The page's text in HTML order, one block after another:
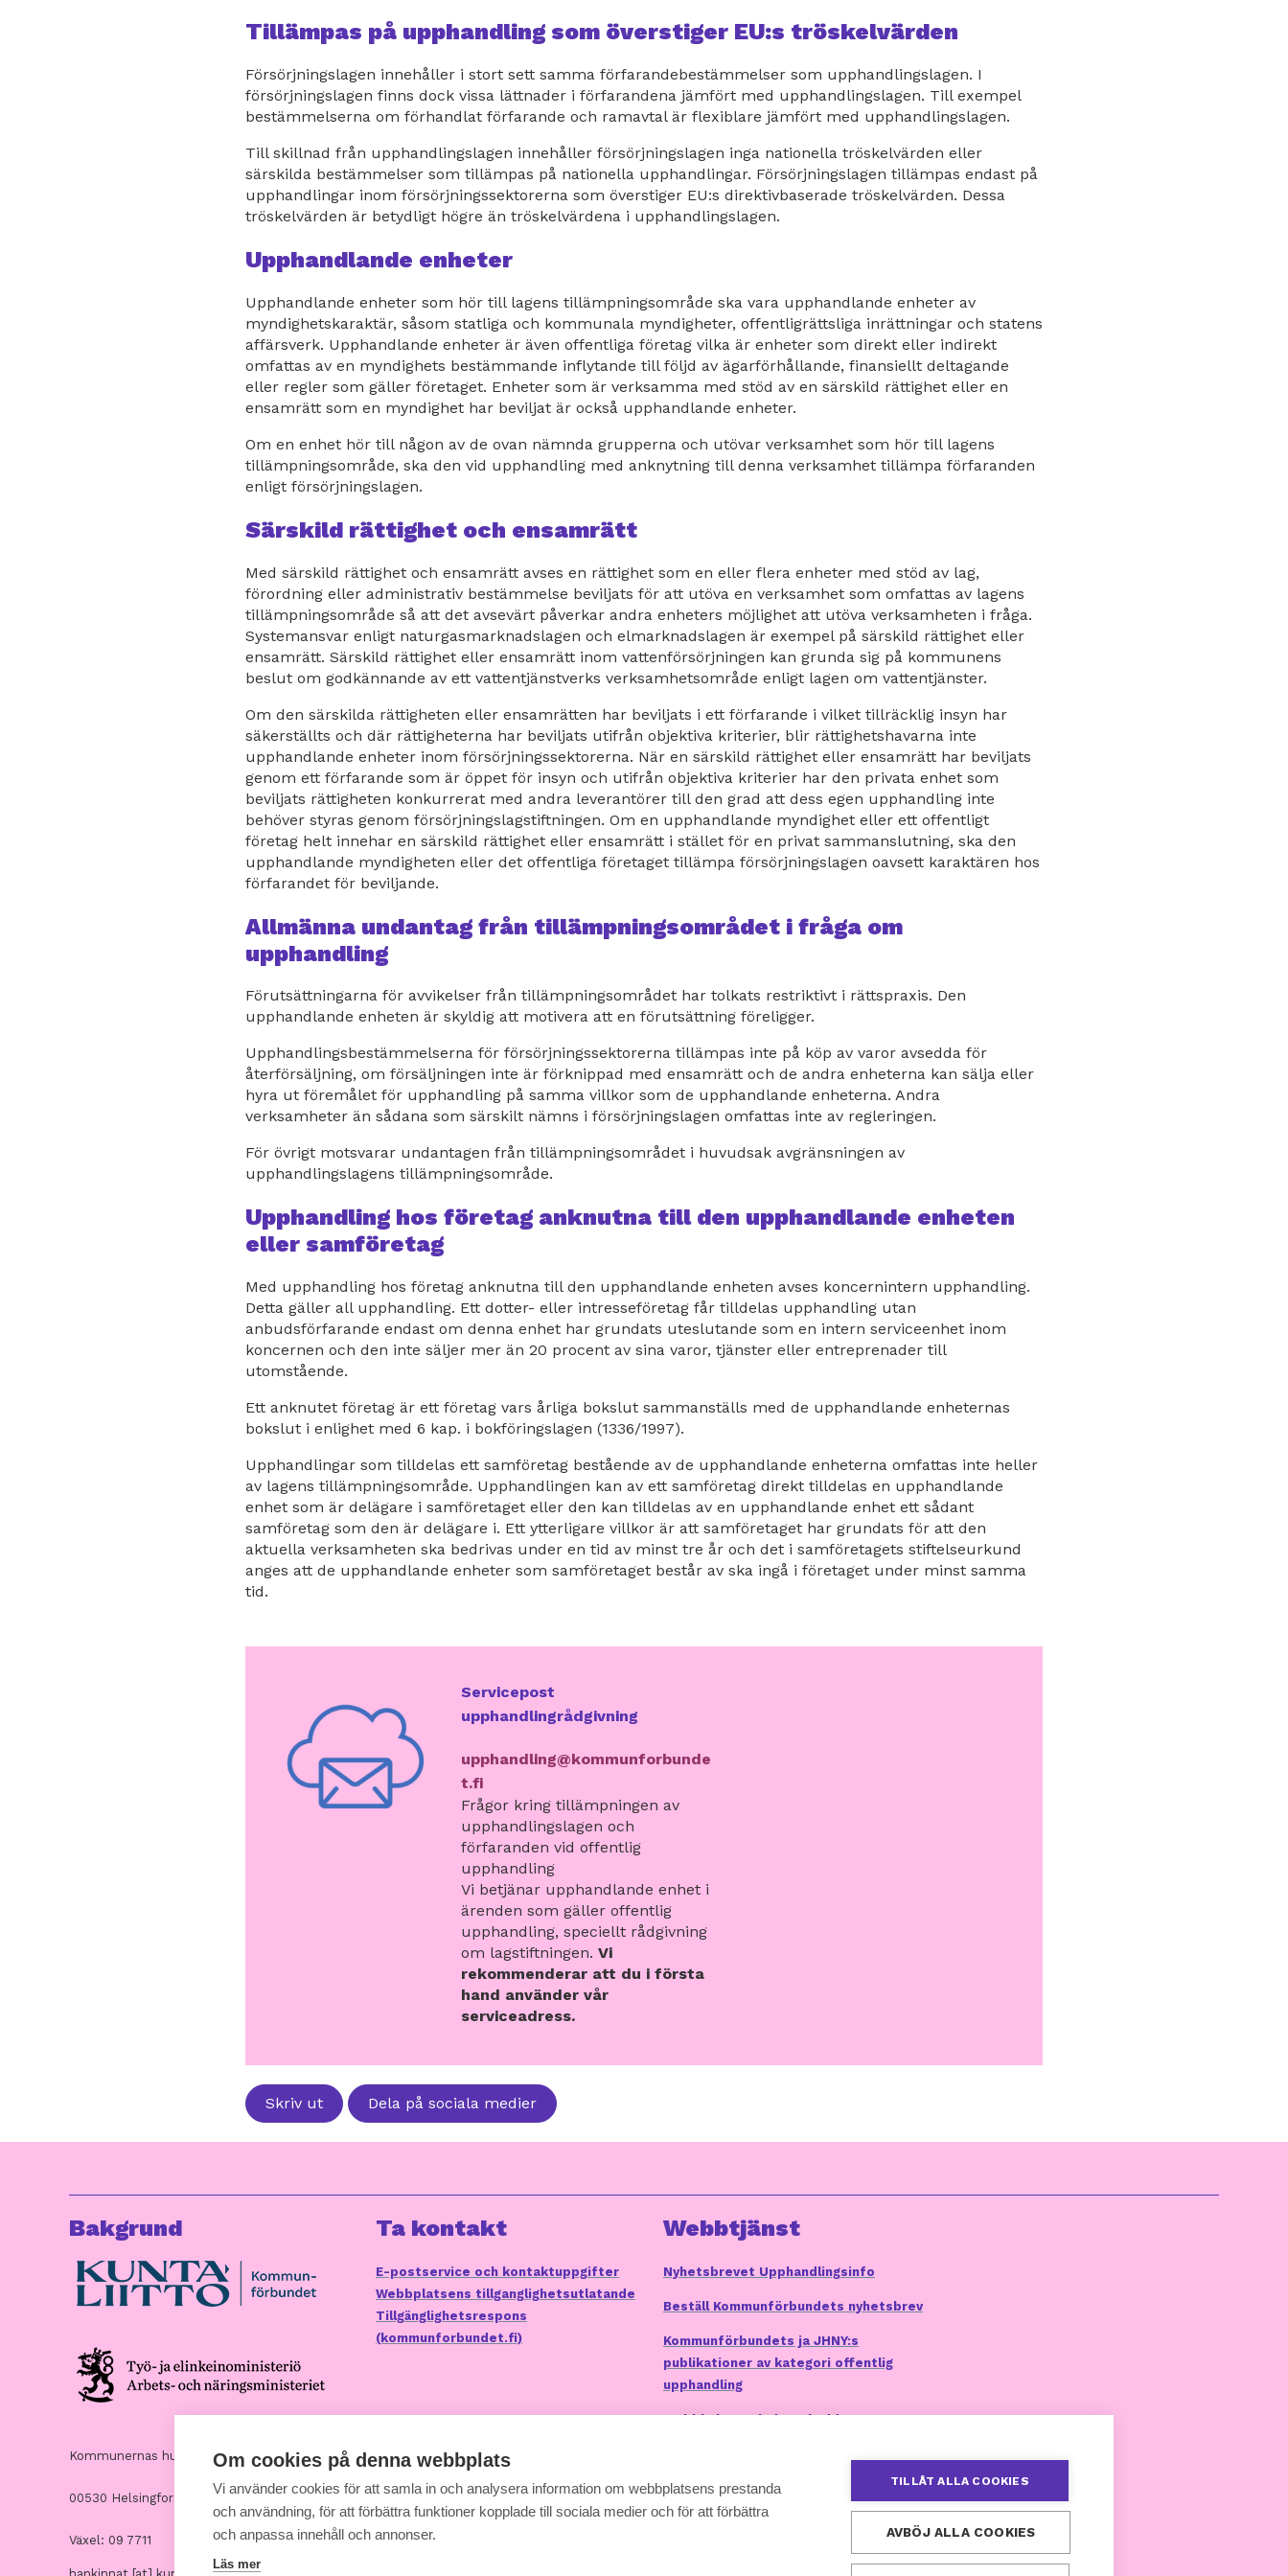
Tillämpas på upphandling som överstiger EU:s tröskelvärden
Försörjningslagen innehåller i stort sett samma förfarandebestämmelser som upphandlingslagen. I
försörjningslagen finns dock vissa lättnader i förfarandena jämfört med upphandlingslagen. Till exempel
bestämmelserna om förhandlat förfarande och ramavtal är flexiblare jämfört med upphandlingslagen.
Till skillnad från upphandlingslagen innehåller försörjningslagen inga nationella tröskelvärden eller
särskilda bestämmelser som tillämpas på nationella upphandlingar. Försörjningslagen tillämpas endast på
upphandlingar inom försörjningssektorerna som överstiger EU:s direktivbaserade tröskelvärden. Dessa
tröskelvärden är betydligt högre än tröskelvärdena i upphandlingslagen.
Upphandlande enheter
Upphandlande enheter som hör till lagens tillämpningsområde ska vara upphandlande enheter av
myndighetskaraktär, såsom statliga och kommunala myndigheter, offentligrättsliga inrättningar och statens
affärsverk. Upphandlande enheter är även offentliga företag vilka är enheter som direkt eller indirekt
omfattas av en myndighets bestämmande inflytande till följd av ägarförhållande, finansiellt deltagande
eller regler som gäller företaget. Enheter som är verksamma med stöd av en särskild rättighet eller en
ensamrätt som en myndighet har beviljat är också upphandlande enheter.
Om en enhet hör till någon av de ovan nämnda grupperna och utövar verksamhet som hör till lagens
tillämpningsområde, ska den vid upphandling med anknytning till denna verksamhet tillämpa förfaranden
enligt försörjningslagen.
Särskild rättighet och ensamrätt
Med särskild rättighet och ensamrätt avses en rättighet som en eller flera enheter med stöd av lag,
förordning eller administrativ bestämmelse beviljats för att utöva en verksamhet som omfattas av lagens
tillämpningsområde så att det avsevärt påverkar andra enheters möjlighet att utöva verksamheten i fråga.
Systemansvar enligt naturgasmarknadslagen och elmarknadslagen är exempel på särskild rättighet eller
ensamrätt. Särskild rättighet eller ensamrätt inom vattenförsörjningen kan grunda sig på kommunens
beslut om godkännande av ett vattentjänstverks verksamhetsområde enligt lagen om vattentjänster.
Om den särskilda rättigheten eller ensamrätten har beviljats i ett förfarande i vilket tillräcklig insyn har
säkerställts och där rättigheterna har beviljats utifrån objektiva kriterier, blir rättighetshavarna inte
upphandlande enheter inom försörjningssektorerna. När en särskild rättighet eller ensamrätt har beviljats
genom ett förfarande som är öppet för insyn och utifrån objektiva kriterier har den privata enhet som
beviljats rättigheten konkurrerat med andra leverantörer till den grad att dess egen upphandling inte
behöver styras genom försörjningslagstiftningen. Om en upphandlande myndighet eller ett offentligt
företag helt innehar en särskild rättighet eller ensamrätt i stället för en privat sammanslutning, ska den
upphandlande myndigheten eller det offentliga företaget tillämpa försörjningslagen oavsett karaktären hos
förfarandet för beviljande.
Allmänna undantag från tillämpningsområdet i fråga om
upphandling
Förutsättningarna för avvikelser från tillämpningsområdet har tolkats restriktivt i rättspraxis. Den
upphandlande enheten är skyldig att motivera att en förutsättning föreligger.
Upphandlingsbestämmelserna för försörjningssektorerna tillämpas inte på köp av varor avsedda för
återförsäljning, om försäljningen inte är förknippad med ensamrätt och de andra enheterna kan sälja eller
hyra ut föremålet för upphandling på samma villkor som de upphandlande enheterna. Andra
verksamheter än sådana som särskilt nämns i försörjningslagen omfattas inte av regleringen.
För övrigt motsvarar undantagen från tillämpningsområdet i huvudsak avgränsningen av
upphandlingslagens tillämpningsområde.
Upphandling hos företag anknutna till den upphandlande enheten
eller samföretag
Med upphandling hos företag anknutna till den upphandlande enheten avses koncernintern upphandling.
Detta gäller all upphandling. Ett dotter- eller intresseföretag får tilldelas upphandling utan
anbudsförfarande endast om denna enhet har grundats uteslutande som en intern serviceenhet inom
koncernen och den inte säljer mer än 20 procent av sina varor, tjänster eller entreprenader till
utomstående.
Ett anknutet företag är ett företag vars årliga bokslut sammanställs med de upphandlande enheternas
bokslut i enlighet med 6 kap. i bokföringslagen (1336/1997).
Upphandlingar som tilldelas ett samföretag bestående av de upphandlande enheterna omfattas inte heller
av lagens tillämpningsområde. Upphandlingen kan av ett samföretag direkt tilldelas en upphandlande
enhet som är delägare i samföretaget eller den kan tilldelas av en upphandlande enhet ett sådant
samföretag som den är delägare i. Ett ytterligare villkor är att samföretaget har grundats för att den
aktuella verksamheten ska bedrivas under en tid av minst tre år och det i samföretagets stiftelseurkund
anges att de upphandlande enheter som samföretaget består av ska ingå i företaget under minst samma
tid.
Servicepost
upphandlingrådgivning
upphandling@kommunforbunde
t.fi
Frågor kring tillämpningen av
upphandlingslagen och
förfaranden vid offentlig
upphandling
Vi betjänar upphandlande enhet i
ärenden som gäller offentlig
upphandling, speciellt rådgivning
om lagstiftningen. Vi
rekommenderar att du i första
hand använder vår
serviceadress.
Skriv ut Dela på sociala medier
Bakgrund
Kommunernas hus, Andra Linjen 14
00530 Helsingfors
Växel: 09 7711
Ta kontakt
E-postservice och kontaktuppgifter
Webbplatsens tillganglighetsutlatande
Tillgänglighetsrespons
(kommunforbundet.fi)
Webbtjänst
Nyhetsbrevet Upphandlingsinfo
Beställ Kommunförbundets nyhetsbrev
Kommunförbundets ja JHNY:s
publikationer av kategori offentlig
upphandling
Webbkakor och dataskydd
Om cookies på denna webbplats
Vi använder cookies för att samla in och analysera information om webbplatsens prestanda
och användning, för att förbättra funktioner kopplade till sociala medier och för att förbättra
och anpassa innehåll och annonser.
Läs mer
TILLÅT ALLA COOKIES
AVBÖJ ALLA COOKIES